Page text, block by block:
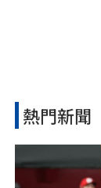
熱門新聞